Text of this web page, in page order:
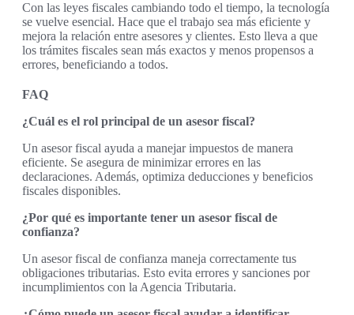
Con las leyes fiscales cambiando todo el tiempo, la tecnología
se vuelve esencial. Hace que el trabajo sea más eficiente y
mejora la relación entre asesores y clientes. Esto lleva a que
los trámites fiscales sean más exactos y menos propensos a
errores, beneficiando a todos.
FAQ
¿Cuál es el rol principal de un asesor fiscal?
Un asesor fiscal ayuda a manejar impuestos de manera
eficiente. Se asegura de minimizar errores en las
declaraciones. Además, optimiza deducciones y beneficios
fiscales disponibles.
¿Por qué es importante tener un asesor fiscal de
confianza?
Un asesor fiscal de confianza maneja correctamente tus
obligaciones tributarias. Esto evita errores y sanciones por
incumplimientos con la Agencia Tributaria.